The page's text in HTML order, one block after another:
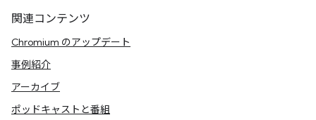
関連コンテンツ
Chromium のアップデート
事例紹介
アーカイブ
ポッドキャストと番組